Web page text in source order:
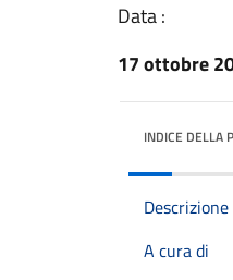
Data :
17 ottobre
INDICE DELLA
Descrizione
A cura di